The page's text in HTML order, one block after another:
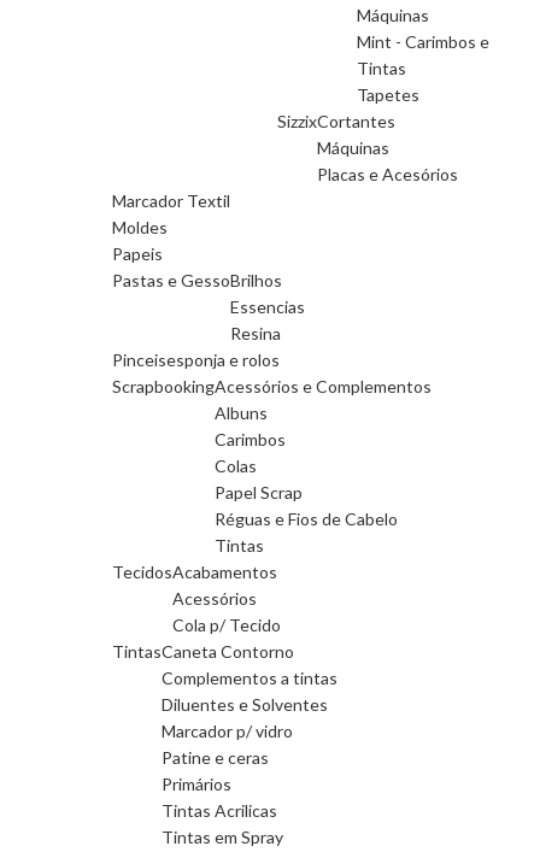
Máquinas
Mint - Carimbos e
Tintas
Tapetes
SizzixCortantes
Máquinas
Placas e Acesórios
Marcador Textil
Moldes
Papeis
Pastas e GessoBrilhos
Essencias
Resina
Pinceisesponja e rolos
ScrapbookingAcessórios e Complementos
Albuns
Carimbos
Colas
Papel Scrap
Réguas e Fios de Cabelo
Tintas
TecidosAcabamentos
Acessórios
Cola p/ Tecido
TintasCaneta Contorno
Complementos a tintas
Diluentes e Solventes
Marcador p/ vidro
Patine e ceras
Primários
Tintas Acrilicas
Tintas em Spray